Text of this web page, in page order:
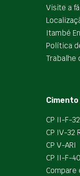
Visite a
Itambé
Política
Trabalhe
CP II-F-32
CP IV-32
CP V-ARI
CP II-F-40
Compare